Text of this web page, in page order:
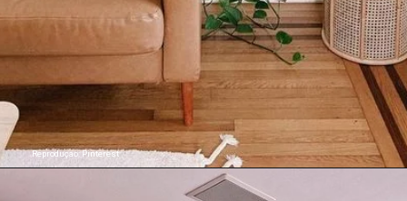
Reproduçao: Pinterest